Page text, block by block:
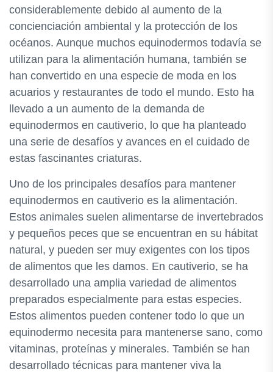
considerablemente debido al aumento de la
concienciación ambiental y la protección de los
océanos. Aunque muchos equinodermos todavía se
utilizan para la alimentación humana, también se
han convertido en una especie de moda en los
acuarios y restaurantes de todo el mundo. Esto ha
llevado a un aumento de la demanda de
equinodermos en cautiverio, lo que ha planteado
una serie de desafíos y avances en el cuidado de
estas fascinantes criaturas.
Uno de los principales desafíos para mantener
equinodermos en cautiverio es la alimentación.
Estos animales suelen alimentarse de invertebrados
y pequeños peces que se encuentran en su hábitat
natural, y pueden ser muy exigentes con los tipos
de alimentos que les damos. En cautiverio, se ha
desarrollado una amplia variedad de alimentos
preparados especialmente para estas especies.
Estos alimentos pueden contener todo lo que un
equinodermo necesita para mantenerse sano, como
vitaminas, proteínas y minerales. También se han
desarrollado técnicas para mantener viva la